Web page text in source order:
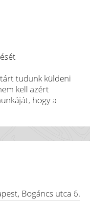
tudunk küldeni
kell azért
hogy a
, Bogáncs utca 6.